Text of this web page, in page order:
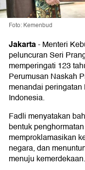
Foto: Kemenbud
Jakarta-Menteri
peluncuran Seri
memperingati 123
Perumusan Naskah
menandai
Indonesia.
Fadli menyatakan
bentuk
memproklamasikan
negara, dan
menuju kemerdekaan.